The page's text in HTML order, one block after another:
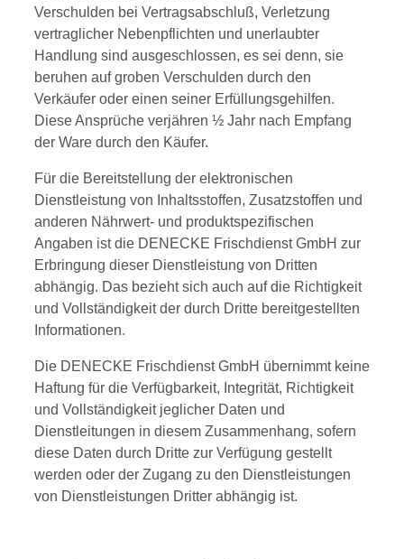
Verschulden bei Vertragsabschluß, Verletzung
vertraglicher Nebenpflichten und unerlaubter
Handlung sind ausgeschlossen, es sei denn, sie
beruhen auf groben Verschulden durch den
Verkäufer oder einen seiner Erfüllungsgehilfen.
Diese Ansprüche verjähren ½ Jahr nach Empfang
der Ware durch den Käufer.
Für die Bereitstellung der elektronischen
Dienstleistung von Inhaltsstoffen, Zusatzstoffen und
anderen Nährwert- und produktspezifischen
Angaben ist die DENECKE Frischdienst GmbH zur
Erbringung dieser Dienstleistung von Dritten
abhängig. Das bezieht sich auch auf die Richtigkeit
und Vollständigkeit der durch Dritte bereitgestellten
Informationen.
Die DENECKE Frischdienst GmbH übernimmt keine
Haftung für die Verfügbarkeit, Integrität, Richtigkeit
und Vollständigkeit jeglicher Daten und
Dienstleitungen in diesem Zusammenhang, sofern
diese Daten durch Dritte zur Verfügung gestellt
werden oder der Zugang zu den Dienstleistungen
von Dienstleistungen Dritter abhängig ist.